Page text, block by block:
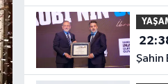
Şahin